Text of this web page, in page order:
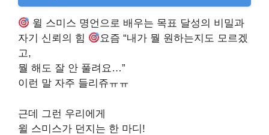
윌 스미스 명언으로 배우는 목표 달성의 비밀과
자기 신뢰의 힘
요즘 “내가 뭘 원하는지도 모르겠
고,
뭘 해도 잘 안 풀려요…”
이런 말 자주 들리쥬ㅠㅠ
근데 그런 우리에게
윌 스미스가 던지는 한 마디!